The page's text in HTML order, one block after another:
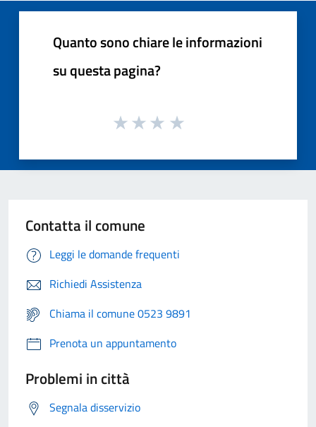
Quanto sono chiare le informazioni
su questa pagina?
Contatta il comune
Leggi le domande frequenti
Richiedi Assistenza
Chiama il comune 0523 9891
Prenota un appuntamento
Problemi in città
Segnala disservizio